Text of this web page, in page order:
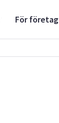
För företag